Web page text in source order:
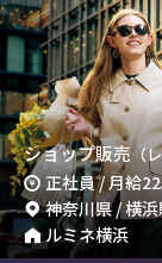
ショップ販売 （
正社員 / 月給
神奈川県 / 横
ルミネ横浜